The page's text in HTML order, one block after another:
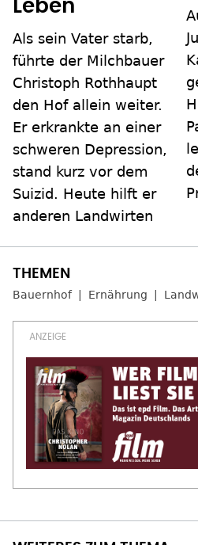
Leben
Als sein Vater starb,
führte der Milchbauer
Christoph Rothhaupt
den Hof allein weiter.
Er erkrankte an einer
schweren Depression,
stand kurz vor dem
Suizid. Heute hilft er
anderen Landwirten
Bauernhof Ernährung